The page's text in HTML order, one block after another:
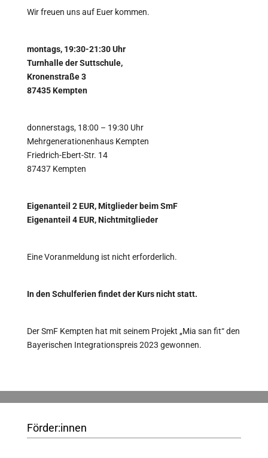
Wir freuen uns auf Euer kommen.
montags, 19:30-21:30 Uhr
Turnhalle der Suttschule,
Kronenstraße 3
87435 Kempten
donnerstags, 18:00 – 19:30 Uhr
Mehrgenerationenhaus Kempten
Friedrich-Ebert-Str. 14
87437 Kempten
Eigenanteil 2 EUR, Mitglieder beim SmF
Eigenanteil 4 EUR, Nichtmitglieder
Eine Voranmeldung ist nicht erforderlich.
In den Schulferien findet der Kurs nicht statt.
Der SmF Kempten hat mit seinem Projekt „Mia san fit“ den
Bayerischen Integrationspreis 2023 gewonnen.
Förder:innen